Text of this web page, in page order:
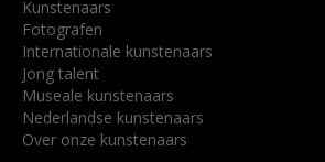
Kunstenaars
Fotografen
Internationale kunstenaars
Jong talent
Museale kunstenaars
Nederlandse kunstenaars
Over onze kunstenaars